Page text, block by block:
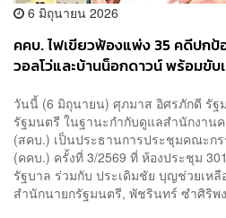
6 มิถุนายน 2026
คคบ. ไฟเขียวฟ้องแพ่ง 35 คดีปก
วอลโว่และบ้านน็อกดาวน์ พร้อมขั
วันนี้ (6 มิถุนายน) ศุภมาส อิศรภักดี รัฐ
รัฐมนตรี ในฐานะกำกับดูแลสำนักงาน
(สคบ.) เป็นประธานการประชุมคณะก
(คคบ.) ครั้งที่ 3/2569 ที่ ห้องประชุม
รัฐบาล ร่วมกับ ประเดิมชัย บุญช่วยเห
สำนักนายกรัฐมนตรี, พัชรินทร์ ซำศิริพ